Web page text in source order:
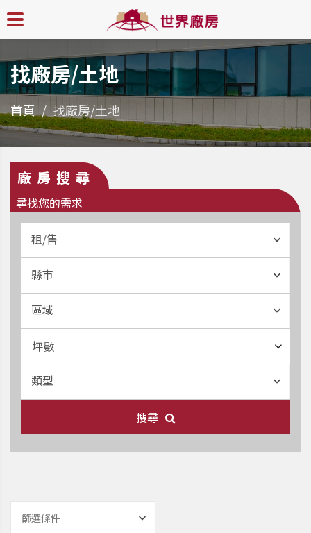
找廠房/土地
首頁 找廠房/土地
廠房搜尋
尋找您的需求
租/售
縣市
區域
坪數
類型
搜尋
篩選條件